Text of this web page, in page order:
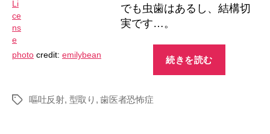
photo credit: emilybean
でも虫歯はあるし、結構切
実です…。
続きを読む
タ
嘔吐反射, 型取り ,歯医者恐怖症